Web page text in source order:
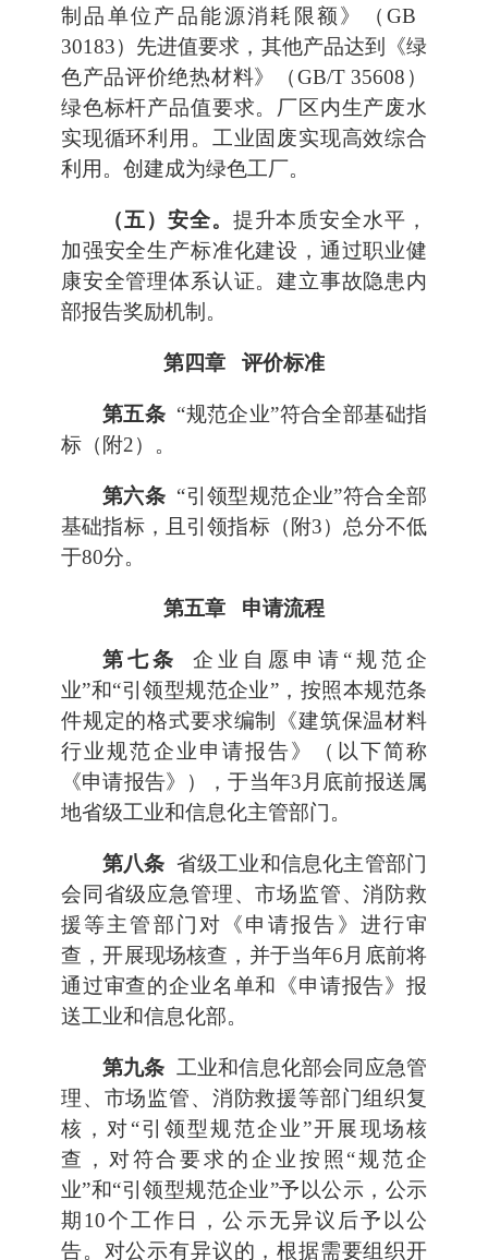
制品单位产品能源消耗限额》（GB
30183）先进值要求，其他产品达到《绿
色产品评价绝热材料》（GB/T 35608）
绿色标杆产品值要求。厂区内生产废水
实现循环利用。工业固废实现高效综合
利用。创建成为绿色工厂。
（五）安全。 提升本质安全水平，
加强安全生产标准化建设，通过职业健
康安全管理体系认证。建立事故隐患内
部报告奖励机制。
第四章 评价标准
第五条 “规范企业”符合全部基础指
标（附2）。
第六条 “引领型规范企业”符合全部
基础指标，且引领指标（附3）总分不低
于80分。
第五章 申请流程
第七条
企业自愿申请“规范企
业”和“引领型规范企业”，按照本规范条
件规定的格式要求编制《建筑保温材料
行业规范企业申请报告》（以下简称
《申请报告》），于当年3月底前报送属
地省级工业和信息化主管部门。
第八条 省级工业和信息化主管部门
会同省级应急管理、市场监管、消防救
援等主管部门对《申请报告》进行审
查，开展现场核查，并于当年6月底前将
通过审查的企业名单和《申请报告》报
送工业和信息化部。
第九条 工业和信息化部会同应急管
理、市场监管、消防救援等部门组织复
核，对“引领型规范企业”开展现场核
查，对符合要求的企业按照“规范企
业”和“引领型规范企业”予以公示，公示
期10个工作日，公示无异议后予以公
告。对公示有异议的，根据需要组织开